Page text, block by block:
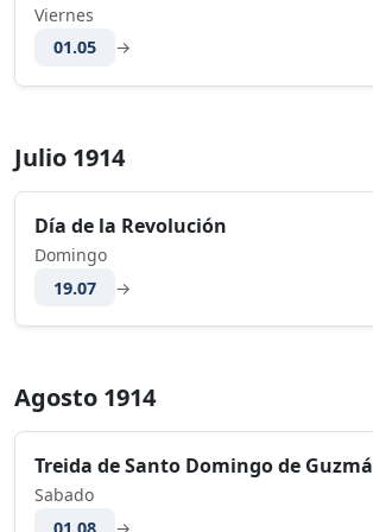
Viernes
01.05
→
Julio 1914
Día de la Revolución
Domingo
19.07
→
Agosto 1914
Treida de Santo Domingo de
Sabado